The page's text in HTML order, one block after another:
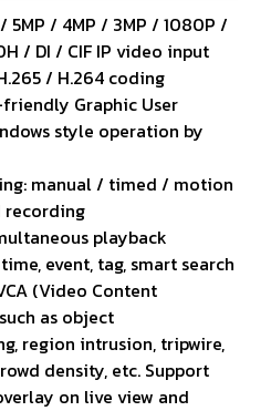
5MP / 4MP / 3MP / 1080P /
/ DI / CIF IP video input
/ H.264 coding
Graphic User
style operation by
manual / timed / motion
recording
playback
event, tag, smart search
(Video Content
as object
region intrusion, tripwire,
density, etc. Support
on live view and